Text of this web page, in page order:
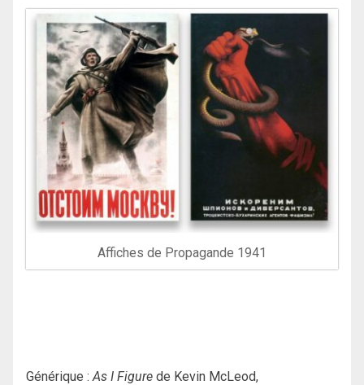
Affiches de Propagande 1941
Générique :As I Figure de Kevin McLeod,